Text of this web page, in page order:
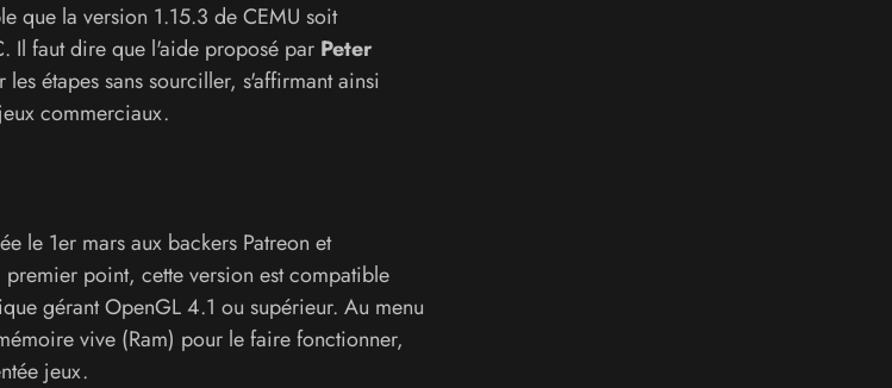
que la version 1.15.3 de CEMU soit
Il faut dire que l'aide proposé par Peter
étapes sans sourciller, s'affirmant ainsi
commerciaux.
le 1er mars aux backers Patreon et
premier point, cette version est compatible
gérant OpenGL 4.1 ou supérieur. Au menu
vive (Ram) pour le faire fonctionner,
jeux.